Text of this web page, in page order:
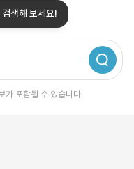
색해 보세요!
가 포함될 수 있습니다.